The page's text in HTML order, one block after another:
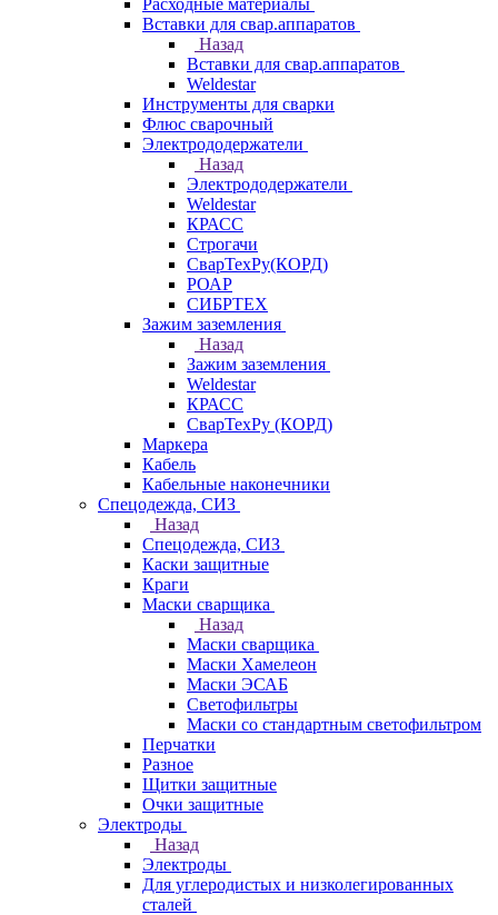
Расходные материалы
Вставки для свар.аппаратов
Назад
Вставки для свар.аппаратов
Weldestar
Инструменты для сварки
Флюс сварочный
Электрододержатели
Назад
Электрододержатели
Weldestar
КРАСС
Строгачи
СварТехРу(КОРД)
РОАР
СИБРТЕХ
Зажим заземления
Назад
Зажим заземления
Weldestar
КРАСС
СварТехРу (КОРД)
Маркера
Кабель
Кабельные наконечники
Спецодежда, СИЗ
Назад
Спецодежда, СИЗ
Каски защитные
Краги
Маски сварщика
Назад
Маски сварщика
Маски Хамелеон
Маски ЭСАБ
Светофильтры
Маски со стандартным светофильтром
Перчатки
Разное
Щитки защитные
Очки защитные
Электроды
Назад
Электроды
Для углеродистых и низколегированных
сталей